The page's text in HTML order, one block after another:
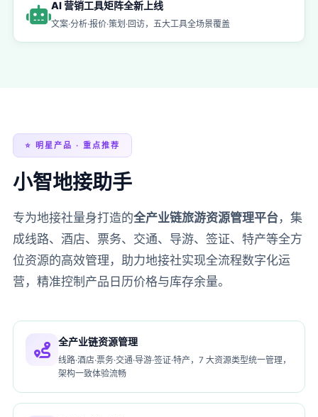
AI 营销工具矩阵全新上线
文案·分析·报价·策划·回访，五大工具全场景覆盖
⭐ 明星产品 · 重点推荐
小智地接助手
专为地接社量身打造的全产业链旅游资源管理平台，集
成线路、酒店、票务、交通、导游、签证、特产等全方
位资源的高效管理，助力地接社实现全流程数字化运
营，精准控制产品日历价格与库存余量。
全产业链资源管理
线路·酒店·票务·交通·导游·签证·特产，7 大资源类型统一管理，
架构一致体验流畅